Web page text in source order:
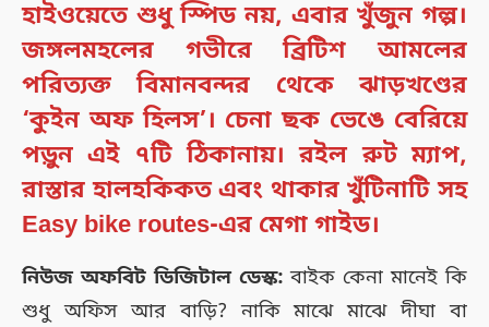
হাইওয়েতে শুধু স্পিড নয়, এবার খুঁজুন গল্প।
জঙ্গলমহলের গভীরে ব্রিটিশ আমলের
পরিত্যক্ত বিমানবন্দর থেকে ঝাড়খণ্ডের
‘কুইন অফ হিলস’। চেনা ছক ভেঙে বেরিয়ে
পড়ুন এই ৭টি ঠিকানায়। রইল রুট ম্যাপ,
রাস্তার হালহকিকত এবং থাকার খুঁটিনাটি সহ
Easy bike routes-এর মেগা গাইড।
নিউজ অফবিট ডিজিটাল ডেস্ক: বাইক কেনা মানেই কি
শুধু অফিস আর বাড়ি? নাকি মাঝে মাঝে দীঘা বা